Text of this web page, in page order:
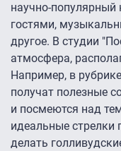
научно-популярный
гостями,
другое. В студии
атмосфера,
Например, в
получат полезные
и посмеются над
идеальные стрелки
делать